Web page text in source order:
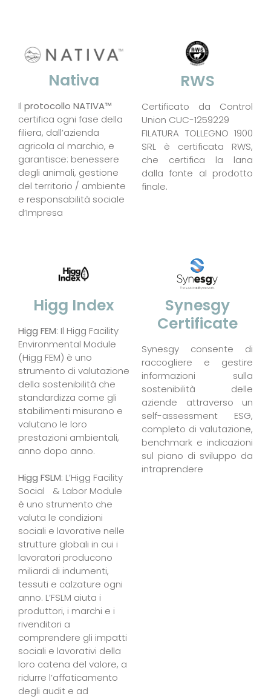
Nativa
Il protocollo NATIVA™
certifica ogni fase della
filiera, dall’azienda
agricola al marchio, e
garantisce: benessere
degli animali, gestione
del territorio / ambiente
e responsabilità sociale
d’Impresa
RWS
Certificato da Control
Union CUC-1259229
FILATURA TOLLEGNO 1900
SRL è certificata RWS,
che certifica la lana
dalla fonte al prodotto
finale.
Higg Index
Higg FEM: Il Higg Facility
Environmental Module
(Higg FEM) è uno
strumento di valutazione
della sostenibilità che
standardizza come gli
stabilimenti misurano e
valutano le loro
prestazioni ambientali,
anno dopo anno.
Higg FSLM: L’Higg Facility
Social & Labor Module
è uno strumento che
valuta le condizioni
sociali e lavorative nelle
strutture globali in cui i
lavoratori producono
miliardi di indumenti,
tessuti e calzature ogni
anno. L’FSLM aiuta i
produttori, i marchi e i
rivenditori a
comprendere gli impatti
sociali e lavorativi della
loro catena del valore, a
ridurre l’affaticamento
degli audit e ad
Synesgy
Certificate
Synesgy consente di
raccogliere e gestire
informazioni sulla
sostenibilità delle
aziende attraverso un
self-assessment ESG,
completo di valutazione,
benchmark e indicazioni
sul piano di sviluppo da
intraprendere